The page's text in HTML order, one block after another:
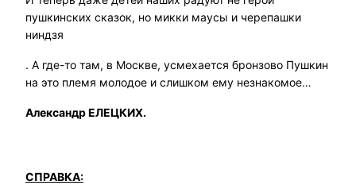
пушкинских сказок, но микки маусы и черепашки
ниндзя
. А где-то там, в Москве, усмехается бронзово Пушкин
на это племя молодое и слишком ему незнакомое…
Александр ЕЛЕЦКИХ.
СПРАВКА: